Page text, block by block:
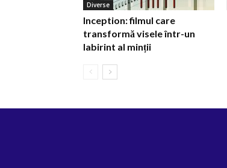
Diverse
Inception: filmul care
transformă visele într-un
labirint al minții